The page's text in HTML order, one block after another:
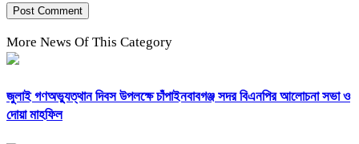
More News Of This Category
জুলাই গণঅভ্যুত্থান দিবস উপলক্ষে চাঁপাইনবাবগঞ্জ সদর বিএনপির আলোচনা সভা ও
দোয়া মাহফিল